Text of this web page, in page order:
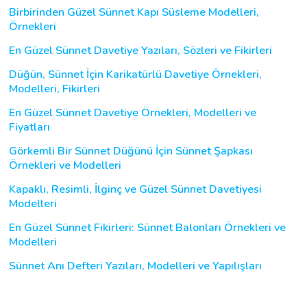
Birbirinden Güzel Sünnet Kapı Süsleme Modelleri,
Örnekleri
En Güzel Sünnet Davetiye Yazıları, Sözleri ve Fikirleri
Düğün, Sünnet İçin Karikatürlü Davetiye Örnekleri,
Modelleri, Fikirleri
En Güzel Sünnet Davetiye Örnekleri, Modelleri ve
Fiyatları
Görkemli Bir Sünnet Düğünü İçin Sünnet Şapkası
Örnekleri ve Modelleri
Kapaklı, Resimli, İlginç ve Güzel Sünnet Davetiyesi
Modelleri
En Güzel Sünnet Fikirleri: Sünnet Balonları Örnekleri ve
Modelleri
Sünnet Anı Defteri Yazıları, Modelleri ve Yapılışları